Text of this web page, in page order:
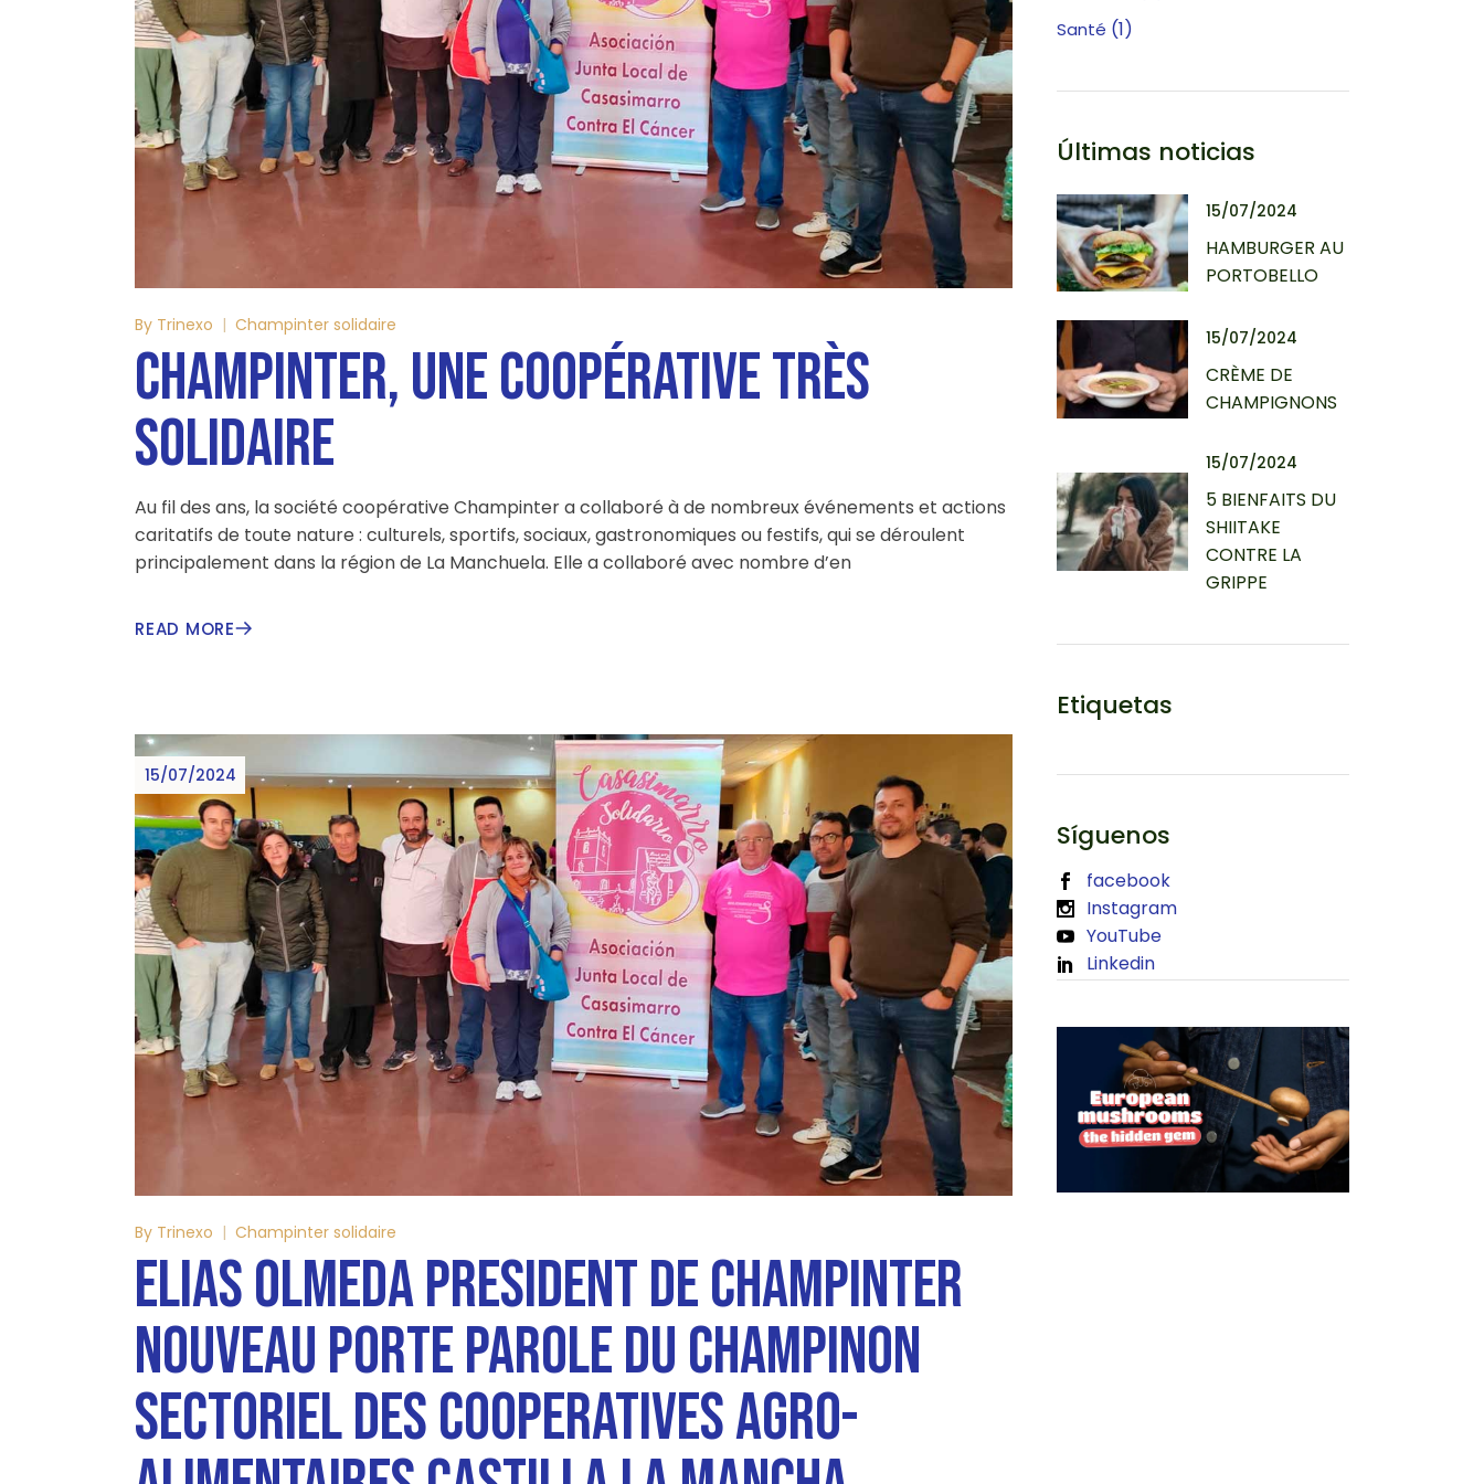
POLITIQUE EN MATIÈRE DE
COOKIES
By Trinexo Champinter solidaire
CHAMPINTER, UNE COOPÉRATIVE TRÈS
SOLIDAIRE
Au fil des ans, la société coopérative Champinter a collaboré à de nombreux événements et actions
caritatifs de toute nature : culturels, sportifs, sociaux, gastronomiques ou festifs, qui se déroulent
principalement dans la région de La Manchuela. Elle a collaboré avec nombre d’en
READ MORE
15/07/2024
By Trinexo Champinter solidaire
ELIAS OLMEDA PRESIDENT DE CHAMPINTER
NOUVEAU PORTE PAROLE DU CHAMPINON
SECTORIEL DES COOPERATIVES AGRO-
Santé (1)
Últimas noticias
15/07/2024
HAMBURGER AU
PORTOBELLO
15/07/2024
CRÈME DE
CHAMPIGNONS
15/07/2024
5 BIENFAITS DU
SHIITAKE
CONTRE LA
GRIPPE
Etiquetas
Síguenos
facebook
Instagram
YouTube
Linkedin